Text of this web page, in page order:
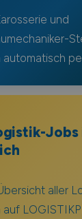
und
Jobs
aller